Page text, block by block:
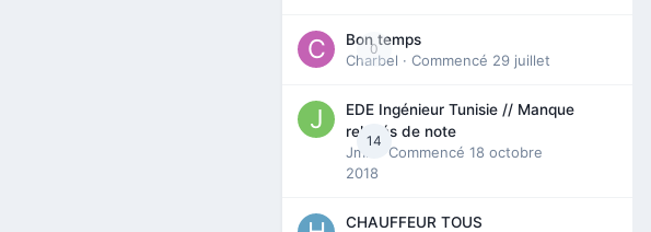
0
Bon temps
Charbel · Commencé 29 juillet
14
EDE Ingénieur Tunisie // Manque
relevés de note
Jmili
· Commencé 18 octobre
2018
CHAUFFEUR TOUS